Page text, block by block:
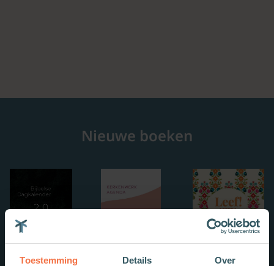
Toestemming Details Over
Nieuwe boeken